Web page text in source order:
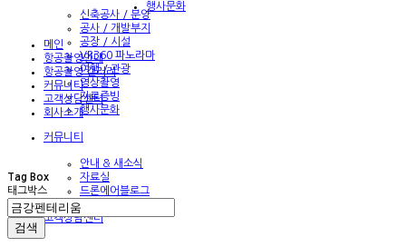
신축공사 / 분양
공사 / 개발부지
공장 / 시설
VR360 파노라마
여행 / 관광
영상촬영
자료증빙
행사문화
커뮤니티
안내 & 새소식
자료실
드론에어블로그
고객상담센터
행사문화
메인
항공촬영안내
항공촬영 갤러리
커뮤니티
고객상담센터
회사소개
Tag Box
태그박스
검색